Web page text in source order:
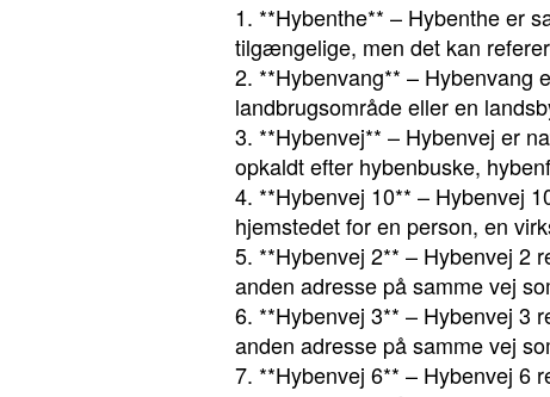
1. **Hybenthe** – Hybenthe er
tilgængelige, men det kan
2. **Hybenvang** – Hybenvang
landbrugsområde eller en
3. **Hybenvej** – Hybenvej er
opkaldt efter hybenbuske,
4. **Hybenvej 10** – Hybenvej
hjemstedet for en person, en
5. **Hybenvej 2** – Hybenvej 2
anden adresse på samme vej
6. **Hybenvej 3** – Hybenvej 3
anden adresse på samme vej
7. **Hybenvej 6** – Hybenvej 6